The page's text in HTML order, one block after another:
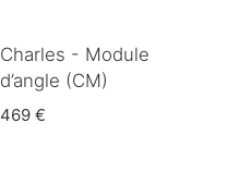
Charles - Module
d’angle (CM)
469 €